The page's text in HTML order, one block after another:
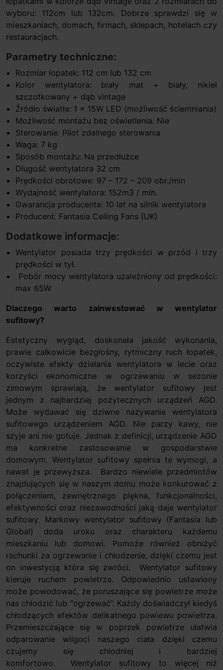
wyboru: 112cm lub 132cm. Dobrze sprawdzi się w
mieszkaniach, domach, firmach, sklepach, hotelach czy
restauracjach.
Parametry techniczne:
Rozmiar łopatek: 112 cm lub 132 cm
Kolor wentylatora: biały mat + biały, nikiel
szczotkowany + dąb vintage
Źródło światła: 1 x 15W LED (możliwość ściemniania)
Możliwość montażu bez oświetlenia: Nie
Sterowanie: Pilot zdalnego sterowania
Waga: 7 kg
Sposób montażu: Na przedłużce
Długość wentylatora 32 cm
Prędkości obrotowe: 97 – 172 – 209 obr./min
Wydajność wentylatora: 152m3 / min.
Gwarancja producenta: 10 lat na silnik wentylatora
Producent: Fantasia Ceiling Fans (UK)
Dodatkowe informacje:
Wentylator posiada trzy prędkości w przód i trzy
prędkości w tył.
Pobór mocy wentylatora uzależniony od prędkości:
max 65W
Dlaczego warto zainwestować w wentylator
sufitowy?
Estetyczny wygląd, doskonała jakość wykonania,
prawie całkowicie bezgłośny, rytmiczny ruch łopatek,
oczywiste efekty działania wentylatora w lecie oraz
korzyści ekonomiczne w ogrzewaniu w sezonie
zimowym sprawiają, że wentylator sufitowy jest
jednym z najbardziej pożytecznych urządzeń AGD.
Może wydawać się dziwne nazywanie wentylatora
sufitowego urządzeniem AGD. Nie parzy kawy, nie
szyje ani nie gotuje. Jednak z definicji, urządzenie AGD
ma konkretne zastosowanie w gospodarstwie
domowym. Wentylator sufitowy spełnia te wymogi, a
nawet je przewyższa. Bardzo niewiele przedmiotów
znajdujących się w naszym domu może konkurować z
połączeniem, zewnętrznego piękna, funkcjonalności,
efektywności oraz niezawodności jaką daje wentylator
sufitowy. Markowy wentylator sufitowy (Fantasia lub
Global) doda uroku oraz charakteru każdemu
mieszkaniu lub domowi. Pomoże również obniżyć
rachunki za ogrzewanie i chłodzenie, dzięki czemu jest
on inwestycją która się zwróci. Wentylator sufitowy
kieruje ruchem powietrza. Odpowiednio ustawiony
może powodować, że poruszające się powietrze może
nas chłodzić lub “ogrzewać”. Każdy doświadczył kiedyś
chłodzących efektów delikatnego powiewu powietrza.
Przemieszczające się w poprzek powietrze ułatwia
odparowanie wilgoci naszego ciała dzięki czemu
czujemy się chłodniej i bardziej
komfortowo. Wentylator sufitowy to więcej niż